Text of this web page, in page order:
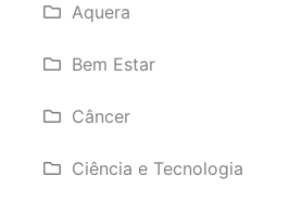
Aquera
Bem Estar
Câncer
Ciência e Tecnologia